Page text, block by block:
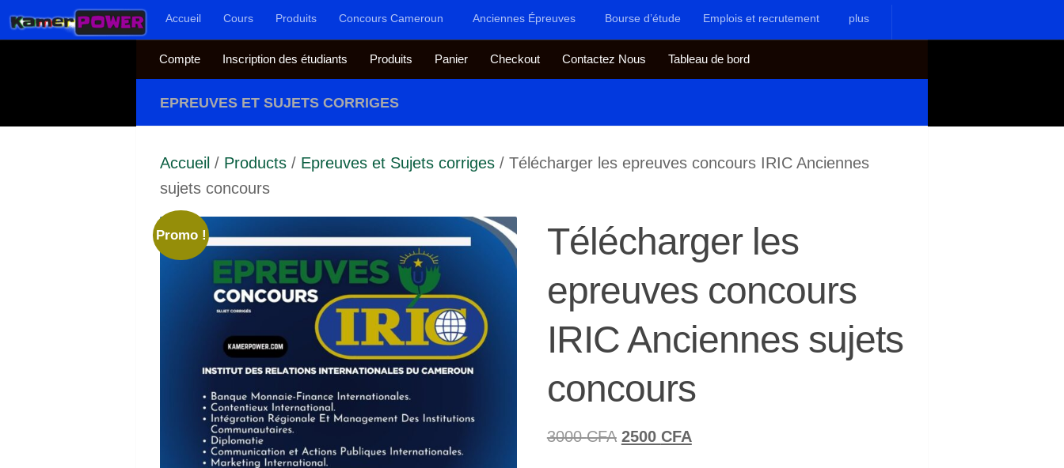
Au dessous du contenuAccueil Cours Produits Concours Cameroun Anciennes Épreuves Bourse d’étude Emplois et recrutement plus
Compte Inscription des étudiants Produits Panier Checkout Contactez Nous Tableau de bord
EPREUVES ET SUJETS CORRIGES
Accueil / Products / Epreuves et Sujets corriges / Télécharger les epreuves concours IRIC Anciennes
sujets concours
Promo !
Télécharger les
epreuves concours
IRIC Anciennes sujets
concours
3000CFA Le
2500 CFALe